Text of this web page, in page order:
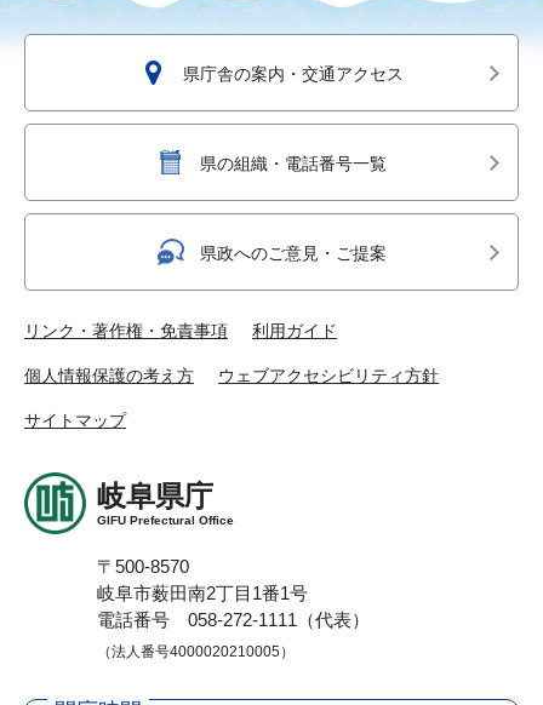
県庁舎の案内・交通アクセス
県の組織・電話番号一覧
県政へのご意見・ご提案
リンク・著作権・免責事項 利用ガイド
個人情報保護の考え方 ウェブアクセシビリティ方針
サイトマップ
岐阜県庁
GIFU Prefectural Office
〒500-8570
岐阜市薮田南2丁目1番1号
電話番号 058-272-1111（代表）
（法人番号4000020210005）